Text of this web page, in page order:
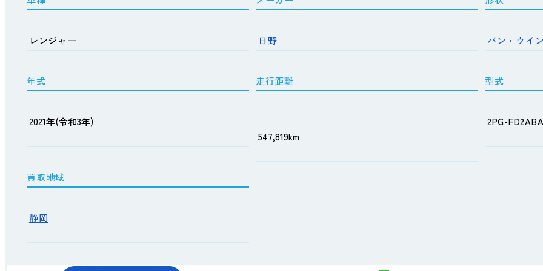
レンジャー
年式
2021年(令和3年)
買取地域
静岡
日野
走行距離
547,819km
バン・ウイ
型式
2PG-